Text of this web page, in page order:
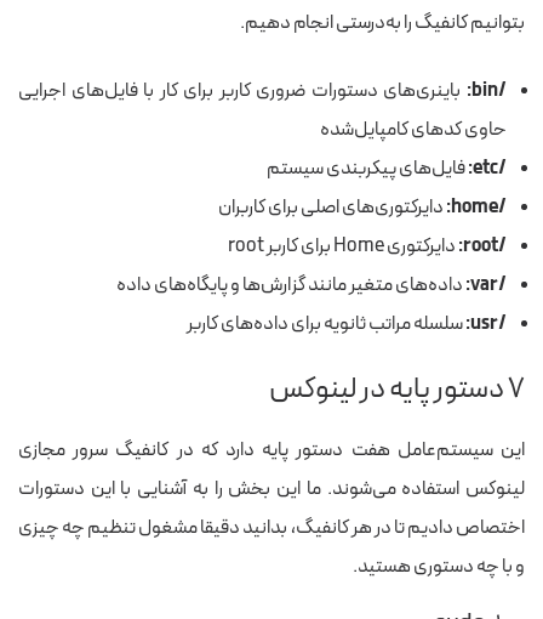
بتوانیم کانفیگ را به‌درستی انجام دهیم.
/bin:
باینری‌های دستورات ضروری کاربر برای کار با فایل‌های اجرایی
حاوی کدهای کامپایل‌شده
/etc:
فایل‌های پیکربندی سیستم
/home:
دایرکتوری‌های اصلی برای کاربران
/root:
دایرکتوری Home برای کاربر root
/var:
داده‌های متغیر مانند گزارش‌ها و پایگاه‌های داده
/usr:
سلسله مراتب ثانویه برای داده‌های کاربر
۷ دستور پایه در لینوکس
این سیستم‌عامل هفت دستور پایه دارد که در کانفیگ سرور مجازی
لینوکس استفاده می‌شوند. ما این بخش را به آشنایی با این دستورات
اختصاص دادیم تا در هر کانفیگ، بدانید دقیقا مشغول تنظیم چه چیزی
و با چه دستوری هستید.